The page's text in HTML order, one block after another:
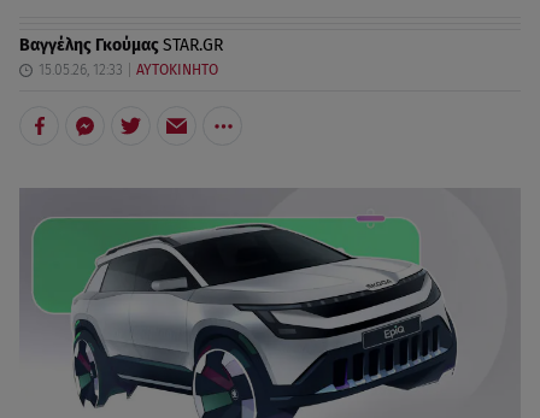
Βαγγέλης ΓκούμαςSTAR.GR
15.05.26, 12:33 ΑΥΤΟΚΙΝΗΤΟ